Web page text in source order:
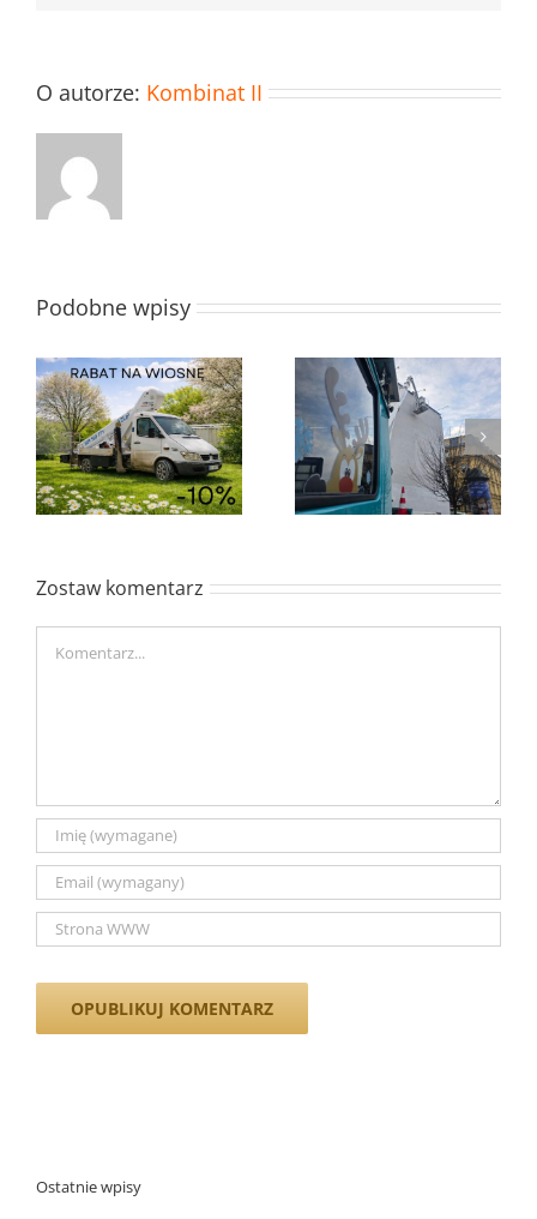
O autorze: Kombinat II
Podobne wpisy
Grudzień w K2l Rabat mikołajkowy
Zostaw komentarz
Ostatnie wpisy